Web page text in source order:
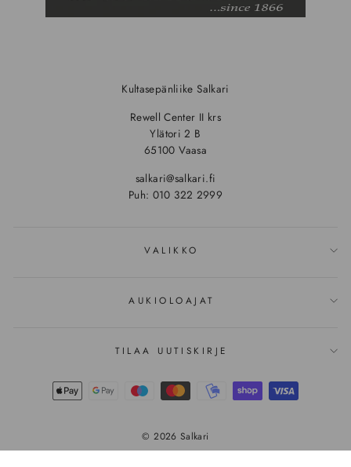
Kultasepänliike Salkari
Rewell Center II krs
Ylätori 2 B
65100 Vaasa
salkari@salkari.fi
Puh: 010 322 2999
VALIKKO
AUKIOLOAJAT
TILAA UUTISKIRJE
© 2026 Salkari